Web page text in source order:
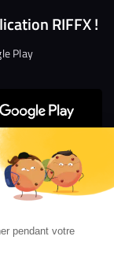
pendant votre
RIFFX !
Play
légales